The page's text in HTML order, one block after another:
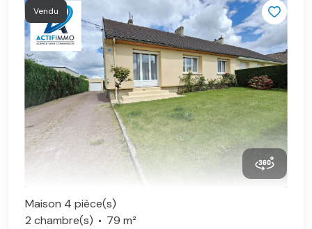
Vendu
Maison 4 pièce(s)
2 chambre(s)
79 m²